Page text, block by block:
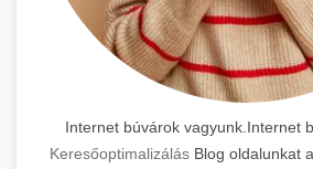
Internet búvárok vagyunk.Internet
KeresőoptimalizálásBlog oldalunkat